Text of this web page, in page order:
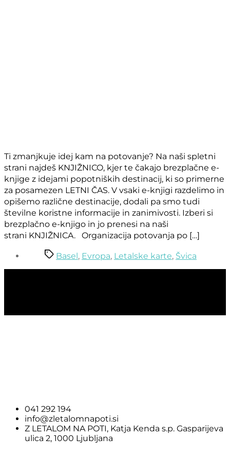
Ti zmanjkuje idej kam na potovanje? Na naši spletni
strani najdeš KNJIŽNICO, kjer te čakajo brezplačne e-
knjige z idejami popotniških destinacij, ki so primerne
za posamezen LETNI ČAS. V vsaki e-knjigi razdelimo in
opišemo različne destinacije, dodali pa smo tudi
številne koristne informacije in zanimivosti. Izberi si
brezplačno e-knjigo in jo prenesi na naši
strani KNJIŽNICA. Organizacija potovanja po […]
Basel, Evropa, Letalske karte, Švica
041 292 194
info@zletalomnapoti.si
Z LETALOM NA POTI, Katja Kenda s.p. Gasparijeva
ulica 2, 1000 Ljubljana